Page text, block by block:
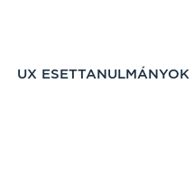
UX ESETTANULMÁNYOK